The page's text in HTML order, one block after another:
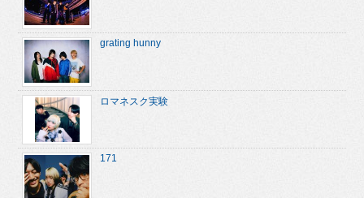
grating hunny
ロマネスク実験
171